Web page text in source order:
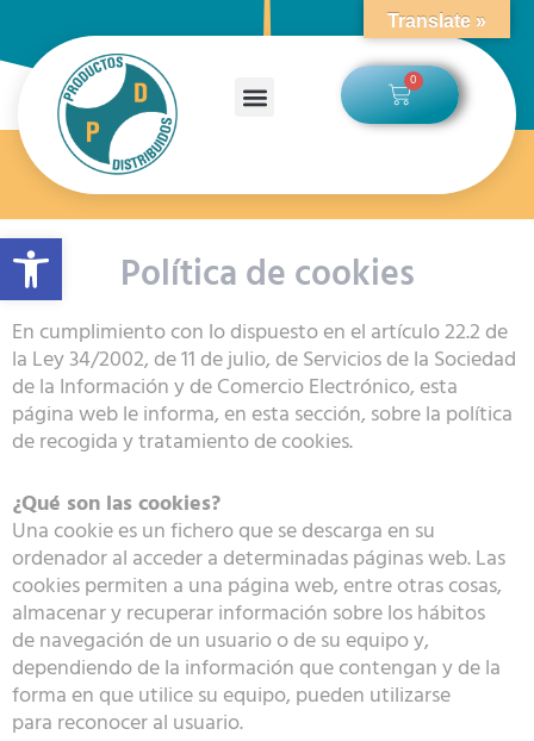
Abrir barra de herramientas
contenido
0
Carrito
Política de cookies
En cumplimiento con lo dispuesto en el artículo 22.2 de
la Ley 34/2002, de 11 de julio, de Servicios de la Sociedad
de la Información y de Comercio Electrónico, esta
página web le informa, en esta sección, sobre la política
de recogida y tratamiento de cookies.
¿Qué son las cookies?
Una cookie es un fichero que se descarga en su
ordenador al acceder a determinadas páginas web. Las
cookies permiten a una página web, entre otras cosas,
almacenar y recuperar información sobre los hábitos
de navegación de un usuario o de su equipo y,
dependiendo de la información que contengan y de la
forma en que utilice su equipo, pueden utilizarse
para reconocer al usuario.
Translate »